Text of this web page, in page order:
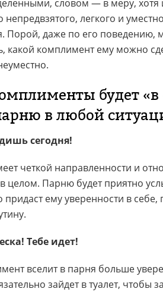
словом — в меру, хотя
непредвзятого, легкого и
Порой, даже по его поведению,
какой комплимент ему можно
будет «в
в любой
сегодня!
четкой направленности и
целом. Парню будет приятно
придаст ему уверенности в
Тебе идет!
вселит в парня больше
зайдет в туалет, чтобы